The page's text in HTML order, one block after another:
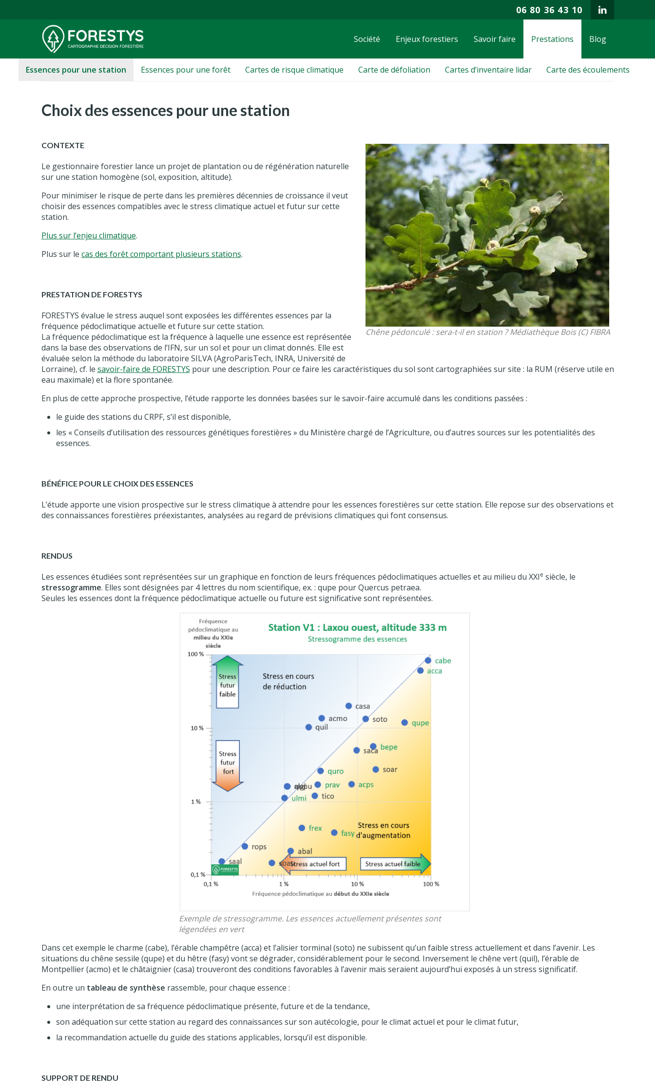
06 80 36 43 10
Société Enjeux forestiers Savoir faire Prestations
Essences pour une station Essences pour une forêt Cartes de risque climatique Carte de défoliation Cartes d’inventaire lidar Carte des écoulements
Blog
Choix des essences pour une station
Chêne pédonculé : sera-t-il en station ? Médiathèque Bois (C) FIBRA
CONTEXTE
Le gestionnaire forestier lance un projet de plantation ou de régénération naturelle
sur une station homogène (sol, exposition, altitude).
Pour minimiser le risque de perte dans les premières décennies de croissance il veut
choisir des essences compatibles avec le stress climatique actuel et futur sur cette
station.
Plus sur l’enjeu climatique.
Plus sur le cas des forêt comportant plusieurs stations.
PRESTATION DE FORESTYS
FORESTYS évalue le stress auquel sont exposées les différentes essences par la
fréquence pédoclimatique actuelle et future sur cette station.
La fréquence pédoclimatique est la fréquence à laquelle une essence est représentée
dans la base des observations de l’IFN, sur un sol et pour un climat donnés. Elle est
évaluée selon la méthode du laboratoire SILVA (AgroParisTech, INRA, Université de
Lorraine), cf. le savoir-faire de FORESTYS pour une description. Pour ce faire les caractéristiques du sol sont cartographiées sur site : la RUM (réserve utile en
eau maximale) et la flore spontanée.
En plus de cette approche prospective, l’étude rapporte les données basées sur le savoir-faire accumulé dans les conditions passées :
le guide des stations du CRPF, s’il est disponible,
les « Conseils d’utilisation des ressources génétiques forestières » du Ministère chargé de l’Agriculture, ou d’autres sources sur les potentialités des
essences.
BÉNÉFICE POUR LE CHOIX DES ESSENCES
L’étude apporte une vision prospective sur le stress climatique à attendre pour les essences forestières sur cette station. Elle repose sur des observations et
des connaissances forestières préexistantes, analysées au regard de prévisions climatiques qui font consensus.
RENDUS
Les essences étudiées sont représentées sur un graphique en fonction de leurs fréquences pédoclimatiques actuelles et au milieu du XXIe siècle, le
stressogramme. Elles sont désignées par 4 lettres du nom scientifique, ex. : qupe pour Quercus petraea.
Seules les essences dont la fréquence pédoclimatique actuelle ou future est significative sont représentées.
Exemple de stressogramme. Les essences actuellement présentes sont
légendées en vert
Dans cet exemple le charme (cabe), l’érable champêtre (acca) et l’alisier torminal (soto) ne subissent qu’un faible stress actuellement et dans l’avenir. Les
situations du chêne sessile (qupe) et du hêtre (fasy) vont se dégrader, considérablement pour le second. Inversement le chêne vert (quil), l’érable de
Montpellier (acmo) et le châtaignier (casa) trouveront des conditions favorables à l’avenir mais seraient aujourd’hui exposés à un stress significatif.
En outre un tableau de synthèse rassemble, pour chaque essence :
une interprétation de sa fréquence pédoclimatique présente, future et de la tendance,
son adéquation sur cette station au regard des connaissances sur son autécologie, pour le climat actuel et pour le climat futur,
la recommandation actuelle du guide des stations applicables, lorsqu’il est disponible.
SUPPORT DE RENDU